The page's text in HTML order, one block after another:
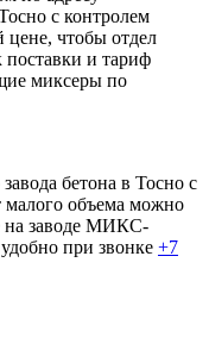
с контролем
цене, чтобы отдел
поставки и тариф
миксеры по
бетона в Тосно с
малого объема можно
на заводе МИКС-
при звонке +7